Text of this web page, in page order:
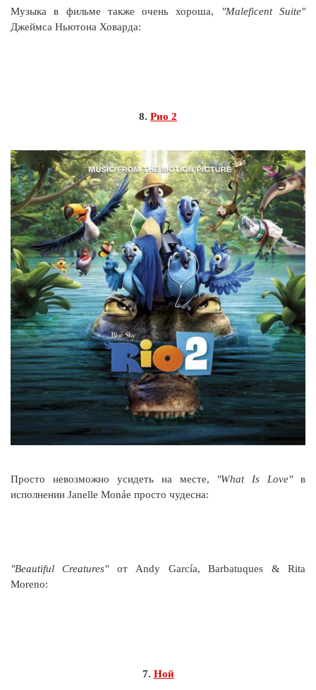
Музыка в фильме также очень хороша,
"Maleficent Suite"
Джеймса Ньютона Ховарда:
8. Рио 2
Просто невозможно усидеть на месте, "What Is Love"в
исполнении Janelle Monáe просто чудесна:
"Beautiful Creatures"от Andy García, Barbatuques & Rita
Moreno:
7. Ной